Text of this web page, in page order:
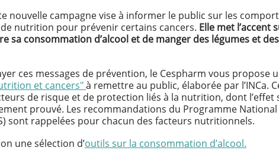
nouvelle campagne vise à informer le public sur les
nutrition pour prévenir certains cancers. Elle met l’accent
sa consommation d’alcool et de manger des légumes et
ces messages de prévention, le Cespharm vous propose
et cancers"à remettre au public, élaborée par l’INCa.
de risque et de protection liés à la nutrition, dont l’effet
prouvé. Les recommandations du Programme National
sont rappelées pour chacun des facteurs nutritionnels.
une sélection d’outils sur la consommation d’alcool.